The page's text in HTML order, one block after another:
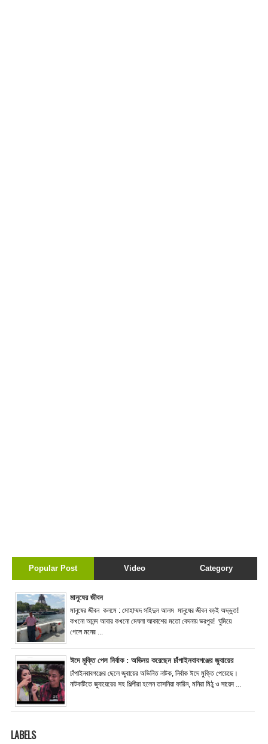
Popular Post Video Category
মানুষের জীবন
মানুষের জীবন কলমে : মোহাম্মদ সহিদুল আলম মানুষের জীবন বড়ই অদ্ভুত!
কখনো আনন্দ আবার কখনো মেঘলা আকাশের মতো বেদনায় ভরপুর! ঘুমিয়ে
গেলে মনের ...
ঈদে মুক্তি পেল নির্বাক : অভিনয় করেছেন চাঁপাইনবাবগঞ্জের জুবায়ের
চাঁপাইনবাবগঞ্জের ছেলে জুবায়ের অভিনিত নাটক, নির্বাক ঈদে মুক্তি পেয়েছে।
নাটকটিতে জুবায়েরের সহ শিল্পীরা হলেন তাসনিয়া ফারিন, মনিরা মিঠু ও সায়েদ ...
LABELS